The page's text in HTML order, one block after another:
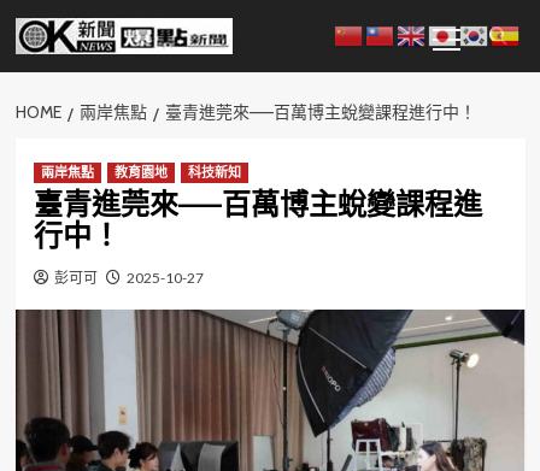
Skip
content
Menu
HOME 兩岸焦點 臺青進莞來——百萬博主蛻變課程進行中！
兩岸焦點 教育園地 科技新知
臺青進莞來——百萬博主蛻變課程進
行中！
彭可可 2025-10-27